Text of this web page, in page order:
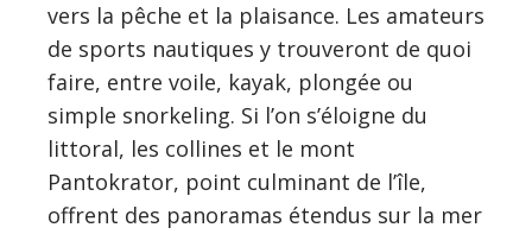
vers la pêche et la plaisance. Les amateurs
de sports nautiques y trouveront de quoi
faire, entre voile, kayak, plongée ou
simple snorkeling. Si l’on s’éloigne du
littoral, les collines et le mont
Pantokrator, point culminant de l’île,
offrent des panoramas étendus sur la mer